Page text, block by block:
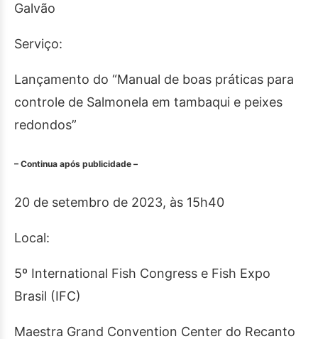
Galvão
Serviço:
Lançamento do “Manual de boas práticas para
controle de Salmonela em tambaqui e peixes
redondos”
– Continua após publicidade –
20 de setembro de 2023, às 15h40
Local:
5º International Fish Congress e Fish Expo
Brasil (IFC)
Maestra Grand Convention Center do Recanto